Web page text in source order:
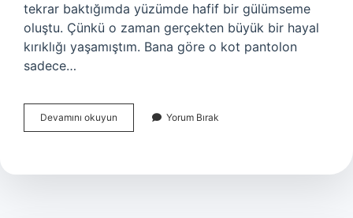
tekrar baktığımda yüzümde hafif bir gülümseme
oluştu. Çünkü o zaman gerçekten büyük bir hayal
kırıklığı yaşamıştım. Bana göre o kot pantolon
sadece…
Devamını okuyun
insanlar
giymeli
Yorum Bırak